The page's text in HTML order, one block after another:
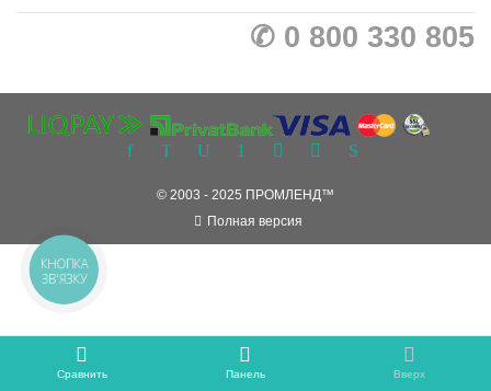
✆ 0 800 330 805
© 2003 - 2025 ПРОМЛЕНД™
Полная версия
Сравнить Панель Вверх
КНОПКА
ЗВ'ЯЗКУ